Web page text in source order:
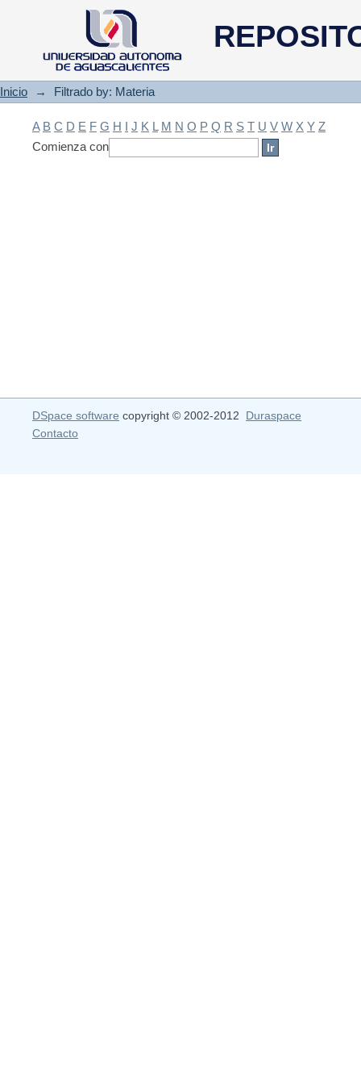
Filtrado by: Materia
Inicio → Filtrado by: Materia
A B C D E F G H I J K L M N O P Q R S T U V W X Y Z
Comienza con
DSpace software copyright © 2002-2012 Duraspace
Contacto